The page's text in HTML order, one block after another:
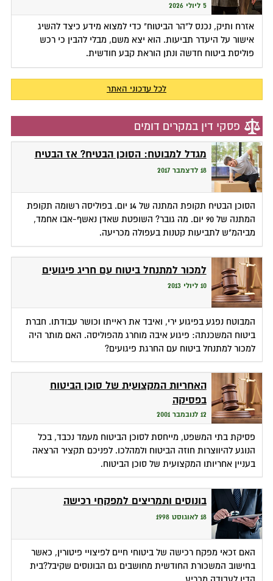
5 ליולי 2026
אזרח ותיק, נכנס ל"הר הביטוח" כדי למצוא מידע כיצד להשיג
אישור על היעדר תביעות. הוא יצא משם, מבלי להבין כי רכש
פוליסת ביטוח חדשה ונתן הוראת קבע חודשית.
לכל עדכוני האתר
פסקי דין במקרים דומים
מגדל למבוטח: הסוכן הבטיח? אז הבטיח
18 לדצמבר 2017
הסוכן הבטיח תקופת המתנה של 14 יום. בפוליסה רשומה תקופת
המתנה של 90 יום. מה גובר? השופטת שאדן נאשף-אבו אחמד,
מביהמ"ש לתביעות קטנות בעפולה מכריעה.
למכור למתנחל ביטוח עם חריג פיגועים
10 ליולי 2013
המבוטח נפגע בפיגוע ירי, ואיבד את ראייתו וכושר עבודתו. חברת
ביטוח המשכנתה: פיגוע איבה מוחרג מהפוליסה. האם מותר היה
למכור למתנחל ביטוח עם החרגת פיגועים?
האחריות המקצועית של סוכן הביטוח
בפסיקה
12 לנובמבר 2001
פסיקת בתי המשפט, מייחסת לסוכן הביטוח מעמד נכבד, בכל
הנוגע להיווצרות חוזה הביטוח ולמהלכו. לפניכם תקציר הרצאה
בעניין אחריותו המקצועית של סוכן הביטוח.
בונוסים ותמריצים למפקחי רכישה
18 לאוגוסט 1998
האם זכאי מפקח רכישה של ביטוחי חיים לפיצויי פיטורין, כאשר
בחישוב המשכורת החודשית מחושבים גם הבונוסים שקיבל?בית